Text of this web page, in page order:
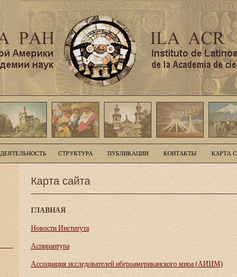
ДЕЯТЕЛЬНОСТЬ СТРУКТУРА ПУБЛИКАЦИИ КОНТАКТЫ КАРТА
Карта сайта
ГЛАВНАЯ
Новости Института
Аспирантура
Асcоциация исследователей ибероамериканского мира (АИИМ)